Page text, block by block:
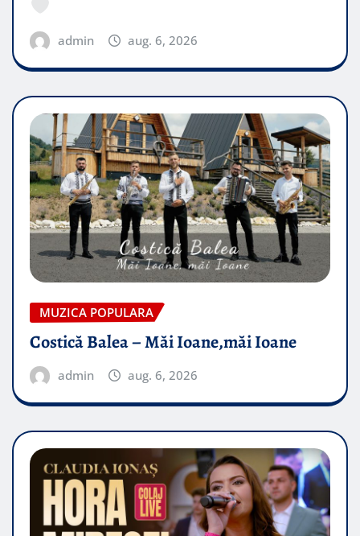
admin aug. 6, 2026
MUZICA POPULARA
Costică Balea – Măi Ioane,măi Ioane
admin aug. 6, 2026